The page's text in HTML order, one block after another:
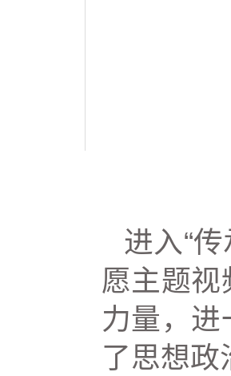
进入“
愿主题
力量，
了思想政